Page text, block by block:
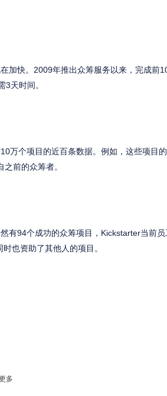
加快。2009年推出众筹服务以来，完成前
天时间。
万个项目的近百条数据。例如，这些项目
前的众筹者。
有94个成功的众筹项目，Kickstarter当前员
也资助了其他人的项目。
多